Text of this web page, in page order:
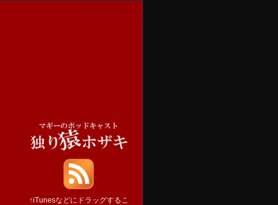
↑iTunesなどにドラッグするこ